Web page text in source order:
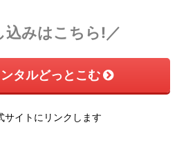
込みはこちら!／
タルどっとこむ
サイトにリンクします